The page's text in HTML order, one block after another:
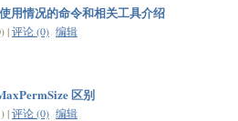
用情况的命令和相关工具介绍
|评论 (0) 编辑
区别
|评论 (0) 编辑